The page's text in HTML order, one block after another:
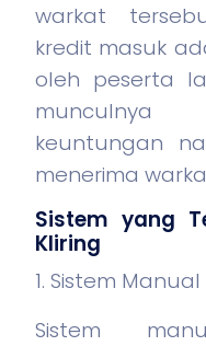
warkat
kredit masuk
oleh peserta
munculnya
keuntungan
menerima
Sistem yang
Kliring
1. Sistem Manual
Sistem